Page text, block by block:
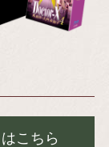
こちら